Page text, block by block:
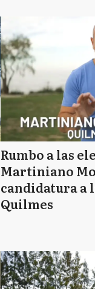
Rumbo a las
Martiniano
candidatura a
Quilmes